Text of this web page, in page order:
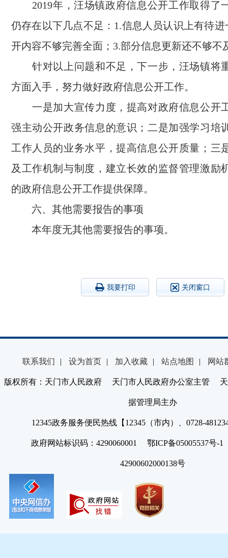
2019年，汪场镇政府信息公开工作取得了
仍存在以下几点不足：1.信息人员认识上有待进
开内容不够完善全面；3.部分信息更新还不够不
针对以上问题和不足，下一步，汪场镇将
方面入手，努力做好政府信息公开工作。
一是加大宣传力度，提高对政府信息公开
强主动公开政务信息的意识；二是加强学习培
工作人员的业务水平，提高信息公开质量；三
及工作机制与制度，建立长效的监督管理激励
的政府信息公开工作提供保障。
六、其他需要报告的事项
本年度无其他需要报告的事项。
我要打印 关闭窗口
联系我们 | 设为首页 | 加入收藏 | 站点地图 | 网站
版权所有：天门市人民政府 天门市人民政府办公室主管 天
据管理局主办
12345政务服务便民热线【12345（市内）、0728-
政府网站标识码：4290060001 鄂ICP备05005537号
42900602000138号